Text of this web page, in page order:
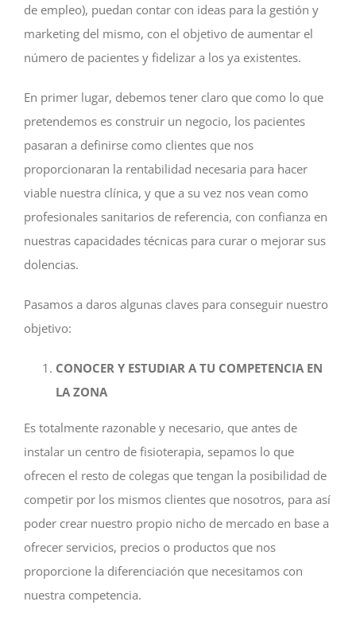
de empleo), puedan contar con ideas para la gestión y
marketing del mismo, con el objetivo de aumentar el
número de pacientes y fidelizar a los ya existentes.
En primer lugar, debemos tener claro que como lo que
pretendemos es construir un negocio, los pacientes
pasaran a definirse como clientes que nos
proporcionaran la rentabilidad necesaria para hacer
viable nuestra clínica, y que a su vez nos vean como
profesionales sanitarios de referencia, con confianza en
nuestras capacidades técnicas para curar o mejorar sus
dolencias.
Pasamos a daros algunas claves para conseguir nuestro
objetivo:
CONOCER Y ESTUDIAR A TU COMPETENCIA EN
LA ZONA
Es totalmente razonable y necesario, que antes de
instalar un centro de fisioterapia, sepamos lo que
ofrecen el resto de colegas que tengan la posibilidad de
competir por los mismos clientes que nosotros, para así
poder crear nuestro propio nicho de mercado en base a
ofrecer servicios, precios o productos que nos
proporcione la diferenciación que necesitamos con
nuestra competencia.